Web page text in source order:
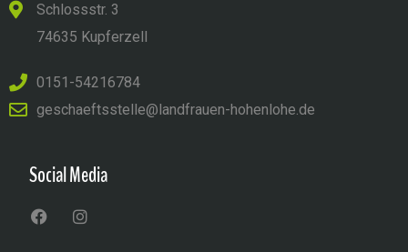
Schlossstr. 3
74635 Kupferzell
0151-54216784
geschaeftsstelle@landfrauen-hohenlohe.de
Social Media